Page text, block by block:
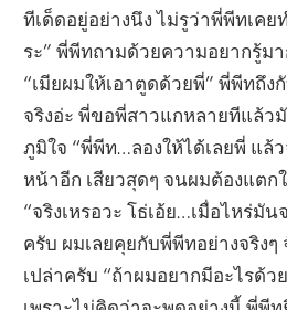
ทีเด็ดอยู่อย่างนึง ไม่รูว่าพี่พีทเคย
ระ” พี่พีทถามด้วยความอยากรู้ม
“เมียผมให้เอาตูดด้วยพี่” พี่พีทถึง
จริงอ่ะ พี่ขอพี่สาวแกหลายทีแล้ว
ภูมิใจ “พี่พีท…ลองให้ได้เลยพี่ แล้
หน้าอีก เสียวสุดๆ จนผมต้องแตก
“จริงเหรอวะ โธ่เอ้ย…เมื่อไหร่มั
ครับ ผมเลยคุยกับพี่พีทอย่างจริงๆ
เปล่าครับ “ถ้าผมอยากมีอะไรด้ว